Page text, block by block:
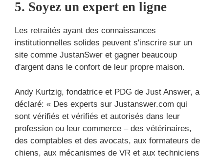
5. Soyez un expert en ligne
Les retraités ayant des connaissances
institutionnelles solides peuvent s'inscrire sur un
site comme JustanSwer et gagner beaucoup
d'argent dans le confort de leur propre maison.
Andy Kurtzig, fondatrice et PDG de Just Answer, a
déclaré: « Des experts sur Justanswer.com qui
sont vérifiés et vérifiés et autorisés dans leur
profession ou leur commerce – des vétérinaires,
des comptables et des avocats, aux formateurs de
chiens, aux mécanismes de VR et aux techniciens